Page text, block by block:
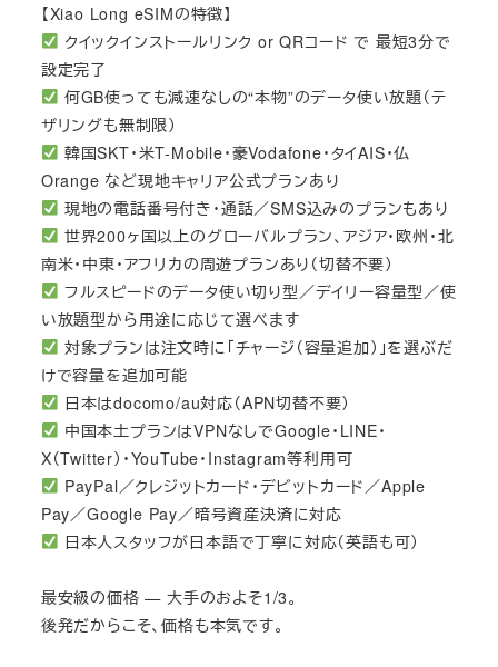
【Xiao Long eSIMの特徴】
クイックインストールリンク or QRコード で 最短3分で
設定完了
何GB使っても減速なしの“本物”のデータ使い放題（テ
ザリングも無制限）
韓国SKT・米T-Mobile・豪Vodafone・タイAIS・仏
Orange など現地キャリア公式プランあり
現地の電話番号付き・通話／SMS込みのプランもあり
世界200ヶ国以上のグローバルプラン、アジア・欧州・北
南米・中東・アフリカの周遊プランあり（切替不要）
フルスピードのデータ使い切り型／デイリー容量型／使
い放題型から用途に応じて選べます
対象プランは注文時に「チャージ（容量追加）」を選ぶだ
けで容量を追加可能
日本はdocomo/au対応（APN切替不要）
中国本土プランはVPNなしでGoogle・LINE・
X（Twitter）・YouTube・Instagram等利用可
PayPal／クレジットカード・デビットカード／Apple
Pay／Google Pay／暗号資産決済に対応
日本人スタッフが日本語で丁寧に対応（英語も可）
最安級の価格 — 大手のおよそ1/3。
後発だからこそ、価格も本気です。